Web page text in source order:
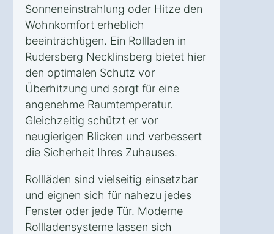
Sonneneinstrahlung oder Hitze den
Wohnkomfort erheblich
beeinträchtigen. Ein Rollladen in
Rudersberg Necklinsberg bietet hier
den optimalen Schutz vor
Überhitzung und sorgt für eine
angenehme Raumtemperatur.
Gleichzeitig schützt er vor
neugierigen Blicken und verbessert
die Sicherheit Ihres Zuhauses.
Rollläden sind vielseitig einsetzbar
und eignen sich für nahezu jedes
Fenster oder jede Tür. Moderne
Rollladensysteme lassen sich